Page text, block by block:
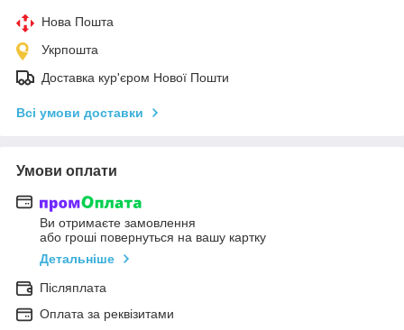
Нова Пошта
Укрпошта
Доставка кур'єром Нової Пошти
Всі умови доставки
Умови оплати
Ви отримаєте замовлення
або гроші повернуться на вашу картку
Детальніше
Післяплата
Оплата за реквізитами